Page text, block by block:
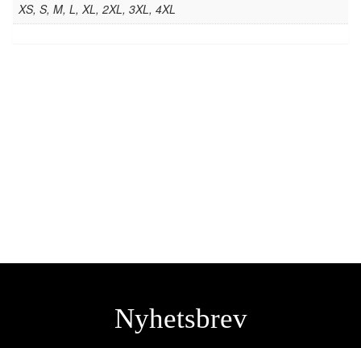
XS, S, M, L, XL, 2XL, 3XL, 4XL
Nyhetsbrev